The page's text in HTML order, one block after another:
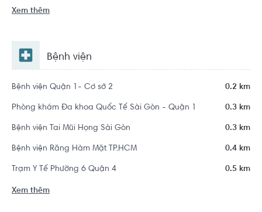
Xem thêm
Bệnh viện
Bệnh viện Quận 1- Cơ sở 2 0.2 km
Phòng khám Đa khoa Quốc Tế Sài Gòn - Quận 1 0.3 km
Bệnh viện Tai Mũi Họng Sài Gòn 0.3 km
Bệnh viện Răng Hàm Mặt TP.HCM 0.4 km
Trạm Y Tế Phường 6 Quận 4 0.5 km
Xem thêm